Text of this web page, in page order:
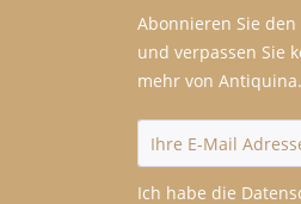
Abonnieren Sie
und verpassen Sie
mehr von Antiquina.
Ich habe die